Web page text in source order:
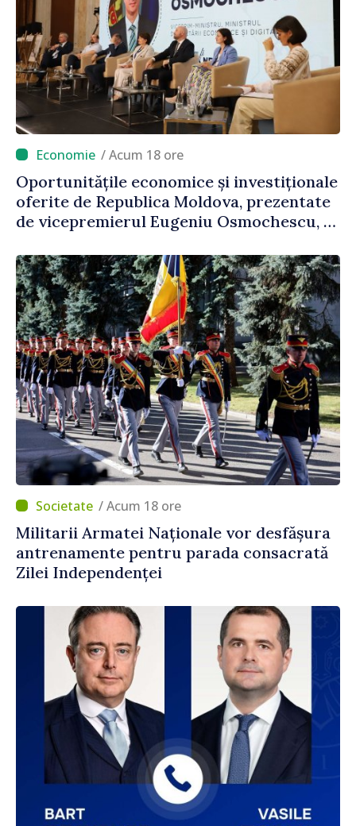
/ Acum 18 ore
Oportunitățile economice și investiționale
oferite de Republica Moldova, prezentate
de vicepremierul Eugeniu Osmochescu, la
/ Acum 18 ore
Militarii Armatei Naționale vor desfășura
antrenamente pentru parada consacrată
Zilei Independenței